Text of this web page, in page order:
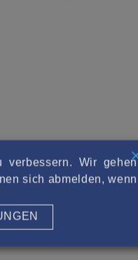
verbessern. Wir gehen
sich abmelden, wenn